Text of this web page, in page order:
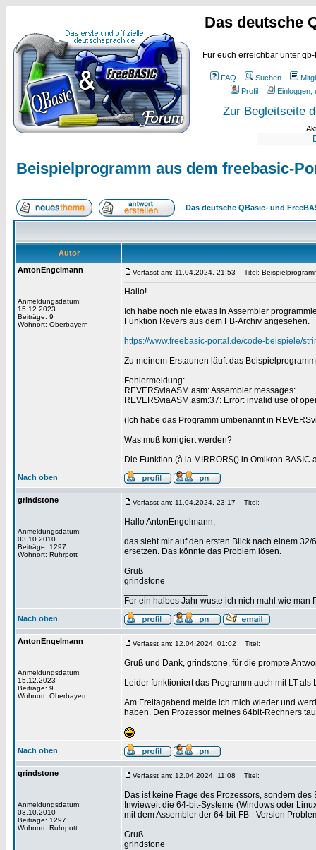
Das deutsche
Für euch erreichbar unter
FAQ Suchen
Profil
Einloggen,
Zur Begleitseite
Beispielprogramm aus dem freebasic-
Das deutsche QBasic- und
Autor
AntonEngelmann
Anmeldungsdatum:
15.12.2023
Beiträge: 9
Wohnort: Oberbayern
Verfasst am: 11.04.2024, 21:53 Titel:
Hallo!
Ich habe noch nie etwas in Assembler
Funktion Revers aus dem FB-Archiv angesehen.
https://www.freebasic-portal.de/code-beispiele/
Zu meinem Erstaunen läuft das
Fehlermeldung:
REVERSviaASM.asm: Assembler messages:
REVERSviaASM.asm:37: Error: invalid use of
(Ich habe das Programm umbenannt in
Was muß korrigiert werden?
Die Funktion (à la MIRROR$() in
Nach oben
grindstone
Anmeldungsdatum:
03.10.2010
Beiträge: 1297
Wohnort: Ruhrpott
Verfasst am: 11.04.2024, 23:17 Titel:
Hallo AntonEngelmann,
das sieht mir auf den ersten Blick nach einem
ersetzen. Das könnte das Problem lösen.
Gruß
grindstone
For ein halbes Jahr wuste ich nich mahl wie man
Nach oben
AntonEngelmann
Anmeldungsdatum:
15.12.2023
Beiträge: 9
Wohnort: Oberbayern
Verfasst am: 12.04.2024, 01:02 Titel:
Gruß und Dank, grindstone, für die prompte
Leider funktioniert das Programm auch mit LT
Am Freitagabend melde ich mich wieder und
haben. Den Prozessor meines 64bit-Rechners
Nach oben
grindstone
Anmeldungsdatum:
03.10.2010
Beiträge: 1297
Wohnort: Ruhrpott
Verfasst am: 12.04.2024, 11:08 Titel:
Das ist keine Frage des Prozessors, sondern
Inwieweit die 64-bit-Systeme (Windows oder
mit dem Assembler der 64-bit-FB - Version
Gruß
grindstone